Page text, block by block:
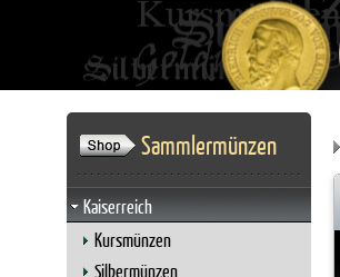
Sammlermünzen
Kaiserreich
Kursmünzen
Silbermünzen